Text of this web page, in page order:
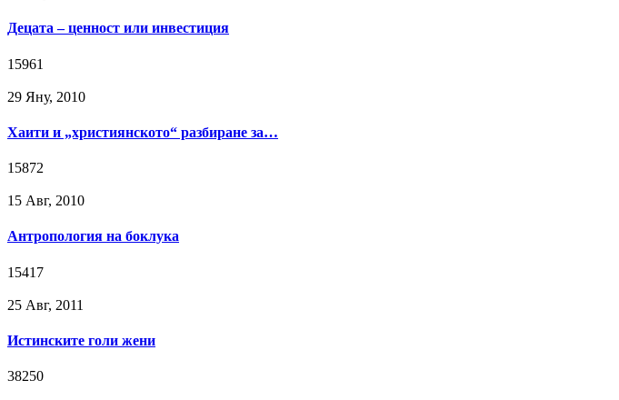
Децата – ценност или инвестиция
15961
29 Яну, 2010
Хаити и „християнското“ разбиране за…
15872
15 Авг, 2010
Антропология на боклука
15417
25 Авг, 2011
Истинските голи жени
38250